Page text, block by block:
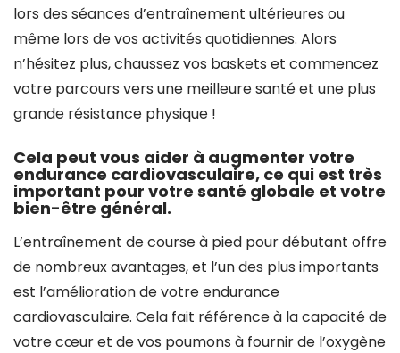
lors des séances d’entraînement ultérieures ou
même lors de vos activités quotidiennes. Alors
n’hésitez plus, chaussez vos baskets et commencez
votre parcours vers une meilleure santé et une plus
grande résistance physique !
Cela peut vous aider à augmenter votre
endurance cardiovasculaire, ce qui est très
important pour votre santé globale et votre
bien-être général.
L’entraînement de course à pied pour débutant offre
de nombreux avantages, et l’un des plus importants
est l’amélioration de votre endurance
cardiovasculaire. Cela fait référence à la capacité de
votre cœur et de vos poumons à fournir de l’oxygène